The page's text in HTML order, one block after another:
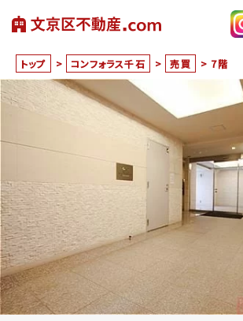
トップ > コンフォラス千石 > 売買 > 7階